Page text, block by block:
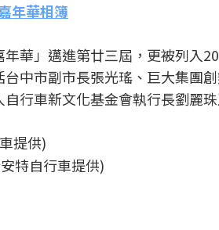
年華相簿
年華」邁進第廿三屆，更被列入
台中市副市長張光瑤、巨大集團
自行車新文化基金會執行長劉麗
特自行車提供)